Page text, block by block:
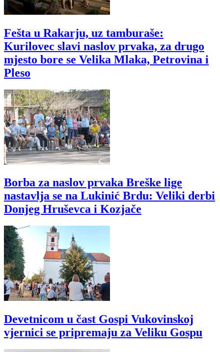
Fešta u Rakarju, uz tamburaše:
Kurilovec slavi naslov prvaka, za drugo
mjesto bore se Velika Mlaka, Petrovina i
Pleso
Borba za naslov prvaka Breške lige
nastavlja se na Lukinić Brdu: Veliki derbi
Donjeg Hruševca i Kozjače
Devetnicom u čast Gospi Vukovinskoj
vjernici se pripremaju za Veliku Gospu